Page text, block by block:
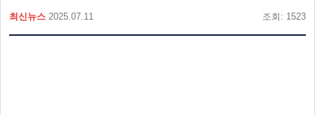
최신뉴스 2025.07.11 조회: 1523